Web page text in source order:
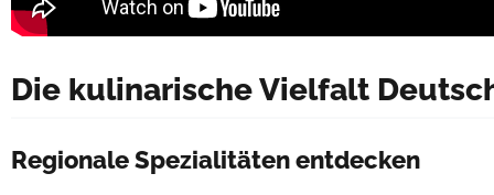
Die kulinarische Vielfalt
Regionale Spezialitäten entdecken